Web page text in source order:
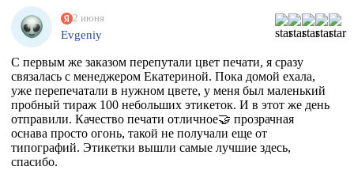
2 июня
Evgeniy
С первым же заказом перепутали цвет печати, я сразу
связалась с менеджером Екатериной. Пока домой ехала,
уже перепечатали в нужном цвете, у меня был маленький
пробный тираж 100 небольших этикеток. И в этот же день
отправили. Качество печати отличное🤝 прозрачная
оснава просто огонь, такой не получали еще от
типографий. Этикетки вышли самые лучшие здесь,
спасибо.